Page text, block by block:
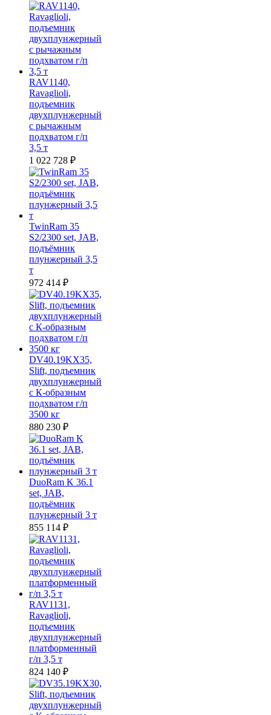
RAV1140,
Ravaglioli,
подъемник
двухплунжерный
с рычажным
подхватом г/п
3,5 т
1 022 728 ₽
TwinRam 35
S2/2300 set, JAB,
подъёмник
плунжерный 3,5
т
972 414 ₽
DV40.19KX35,
Slift, подъемник
двухплунжерный
с К-образным
подхватом г/п
3500 кг
880 230 ₽
DuoRam K 36.1
set, JAB,
подъёмник
плунжерный 3 т
855 114 ₽
RAV1131,
Ravaglioli,
подъемник
двухплунжерный
платформенный
г/п 3,5 т
824 140 ₽